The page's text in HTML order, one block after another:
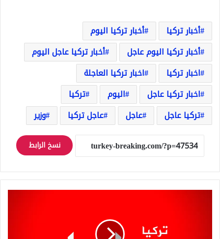
أخبار تركيا
أخبار تركيا اليوم
أخبار تركيا اليوم عاجل
أخبار تركيا عاجل اليوم
اخبار تركيا
اخبار تركيا العاجلة
اخبار تركيا عاجل
اليوم
تركيا
تركيا عاجل
عاجل عاجل تركيا وزير
نسخ الرابط